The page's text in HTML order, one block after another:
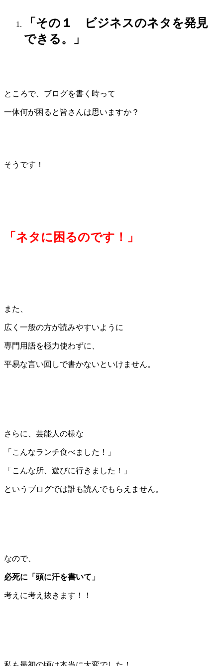
「その１ ビジネスのネタを発見
できる。」
ところで、ブログを書く時って
一体何が困ると皆さんは思いますか？
そうです！
「ネタに困るのです！」
また、
広く一般の方が読みやすいように
専門用語を極力使わずに、
平易な言い回しで書かないといけません。
さらに、芸能人の様な
「こんなランチ食べました！」
「こんな所、遊びに行きました！」
というブログでは誰も読んでもらえません。
なので、
必死に「頭に汗を書いて」
考えに考え抜きます！！